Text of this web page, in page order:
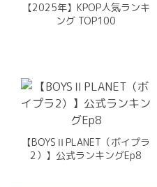
【2025年】KPOP人気ランキ
ング TOP100
【BOYSⅡPLANET（ボイプラ
2）】公式ランキングEp8